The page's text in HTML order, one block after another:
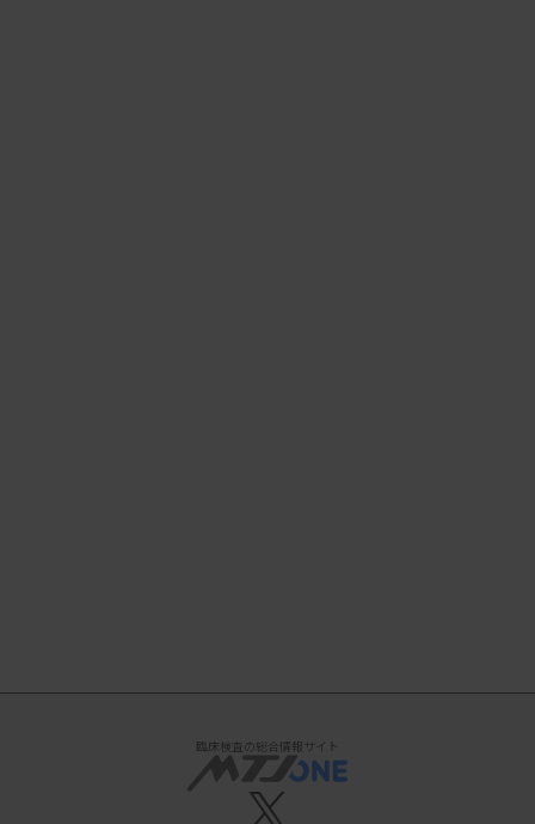
臨床検査の総合情報サイト